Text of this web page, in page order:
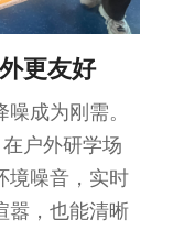
更友好
成为刚需。
户外研学场
境噪音，实时
嚣，也能清晰